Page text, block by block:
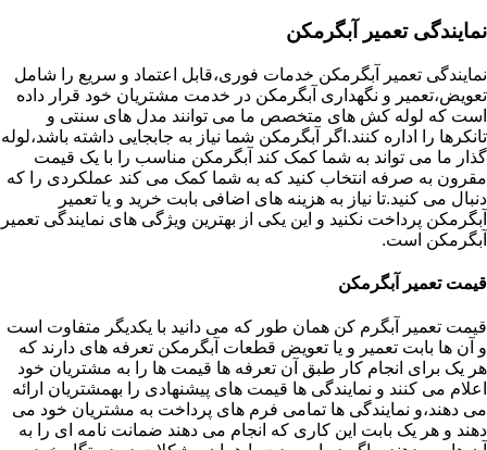
نمایندگی تعمیر آبگرمکن
نمایندگی تعمیر آبگرمکن خدمات فوری،قابل اعتماد و سریع را شامل
تعویض،تعمیر و نگهداری آبگرمکن در خدمت مشتریان خود قرار داده
است که لوله کش های متخصص ما می توانند مدل های سنتی و
تانکرها را اداره کنند.اگر آبگرمکن شما نیاز به جابجایی داشته باشد،لوله
گذار ما می تواند به شما کمک کند آبگرمکن مناسب را با یک قیمت
مقرون به صرفه انتخاب کنید که به شما کمک می کند عملکردی را که
دنبال می کنید.تا نیاز به هزینه های اضافی بابت خرید و یا تعمیر
آبگرمکن پرداخت نکنید و این یکی از بهترین ویژگی های نمایندگی تعمیر
آبگرمکن است.
قیمت تعمیر آبگرمکن
قیمت تعمیر آبگرم کن همان طور که می دانید با یکدیگر متفاوت است
و آن ها بابت تعمیر و یا تعویض قطعات آبگرمکن تعرفه های دارند که
هر یک برای انجام کار طبق آن تعرفه ها قیمت ها را به مشتریان خود
اعلام می کنند و نمایندگی ها قیمت های پیشنهادی را بهمشتریان ارائه
می دهند،و نمایندگی ها تمامی فرم های پرداخت به مشتریان خود می
دهند و هر یک بابت این کاری که انجام می دهند ضمانت نامه ای را به